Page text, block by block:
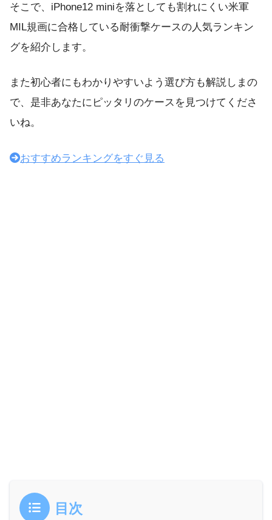
そこで、iPhone12 miniを落としても割れにくい米軍
MIL規画に合格している耐衝撃ケースの人気ランキン
グを紹介します。
また初心者にもわかりやすいよう選び方も解説しまの
で、是非あなたにピッタリのケースを見つけてくださ
いね。
おすすめランキングをすぐ見る
目次